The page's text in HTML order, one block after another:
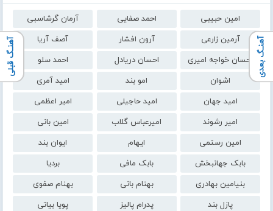
امین حبیبی احمد صفایی
آرمان گرشاسبی
آرمین زارعی
آرون افشار
آصف آریا
احسان خواجه امیری
احسان دریادل
احمد سلو
اشوان
امو بند
امید آمری
امید جهان
امید حاجیلی
امیر اعظمی
امیر رشوند
امیرعباس گلاب
امین بانی
امین رستمی
ایهام
ایوان بند
بابک جهانبخش
بابک مافی
بردیا
بنیامین بهادری
بهنام بانی
بهنام صفوی
پازل بند
پدرام پالیز
پویا بیاتی
آهنـگ بعدی آهنـگ قبلی